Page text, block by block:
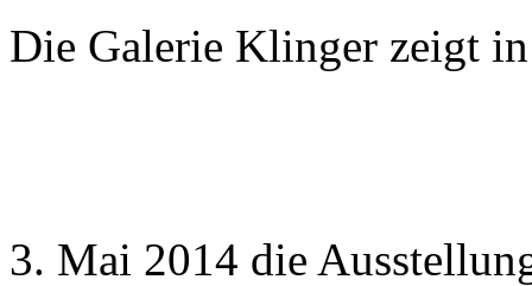
Die Galerie Klinger zeigt
3. Mai 2014 die